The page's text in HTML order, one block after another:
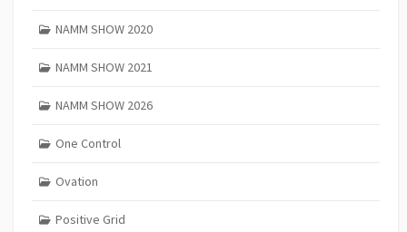
NAMM SHOW 2020
NAMM SHOW 2021
NAMM SHOW 2026
One Control
Ovation
Positive Grid